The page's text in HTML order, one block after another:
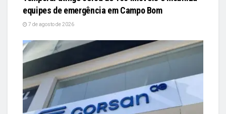
equipes de emergência em Campo Bom
7 de agosto de 2026